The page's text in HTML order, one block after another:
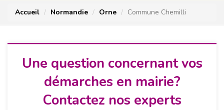
Accueil Normandie Orne Commune Chemilli
Une question concernant vos
démarches en mairie?
Contactez nos experts